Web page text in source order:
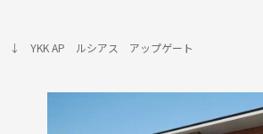
↓ YKK AP ルシアス アップゲート